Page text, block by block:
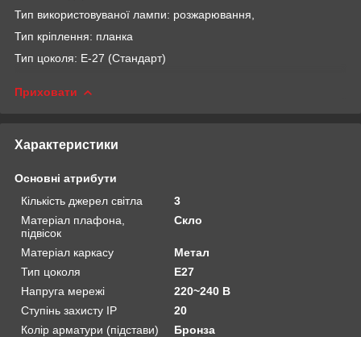
Тип використовуваної лампи: розжарювання,
Тип кріплення: планка
Тип цоколя: E-27 (Стандарт)
Приховати
Характеристики
Основні атрибути
Кількість джерел світла
3
Матеріал плафона,
підвісок
Скло
Матеріал каркасу
Метал
Тип цоколя
E27
Напруга мережі
220~240 В
Ступінь захисту IP
20
Колір арматури (підстави)
Бронза